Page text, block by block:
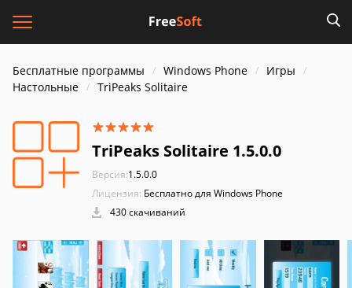
Бесплатные программы Windows Phone
Игры
Настольные
TriPeaks Solitaire
TriPeaks Solitaire 1.5.0.0
Версия:1.5.0.0
Лицензия: Бесплатно для Windows Phone
430 скачиваний